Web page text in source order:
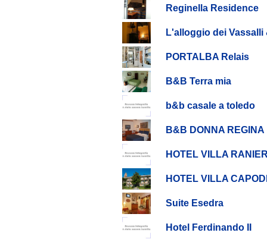
Reginella Residence
L'alloggio dei Vassalli
PORTALBA Relais
B&B Terra mia
b&b casale a toledo
B&B DONNA REGINA
HOTEL VILLA
HOTEL VILLA
Suite Esedra
Hotel Ferdinando II